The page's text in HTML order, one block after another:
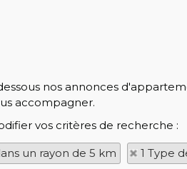
nos annonces
accompagner.
vos critères de recherche :
un rayon de 5 km 1 Type